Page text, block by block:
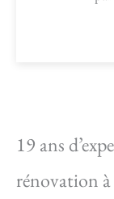
19 ans
rénovation